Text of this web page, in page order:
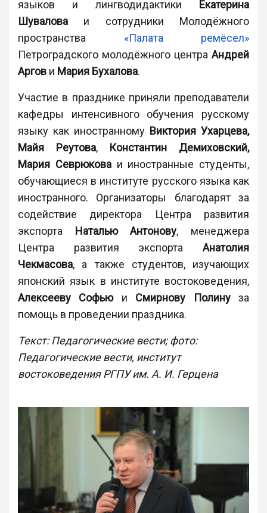
языков и лингводидактики Екатерина
Шувалова и сотрудники Молодёжного
пространства «Палата ремёсел»
Петроградского молодёжного центра Андрей
Аргов и Мария Бухалова.
Участие в празднике приняли преподаватели
кафедры интенсивного обучения русскому
языку как иностранному Виктория Ухарцева,
Майя Реутова, Константин Демиховский,
Мария Севрюковаи иностранные студенты,
обучающиеся в институте русского языка как
иностранного. Организаторы благодарят за
содействие директора Центра развития
экспорта Наталью Антонову, менеджера
Центра развития экспорта Анатолия
Чекмасова, а также студентов, изучающих
японский язык в институте востоковедения,
Алексееву Софью и Смирнову Полинуза
помощь в проведении праздника.
Текст: Педагогические вести; фото:
Педагогические вести, институт
востоковедения РГПУ им. А. И. Герцена